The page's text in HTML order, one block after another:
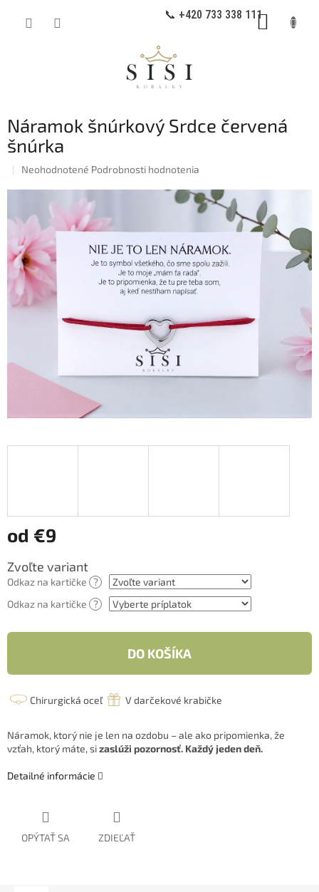
📞 +420 733 338 111
Náramok šnúrkový Srdce červená
šnúrka
Priemerné
0,0
z
5
hviezdičiek.
Neohodnotené Podrobnosti hodnotenia
od €9
Jednotková
cena:
Zvoľte variant
Odkaz na kartičke ?
Odkaz na kartičke ?
DO KOŠÍKA
Chirurgická oceľ V darčekové krabičke
Náramok, ktorý nie je len na ozdobu – ale ako pripomienka, že
vzťah, ktorý máte, sizaslúži pozornosť. Každý jeden deň.
Detailné informácie
OPÝTAŤ SA ZDIEĽAŤ